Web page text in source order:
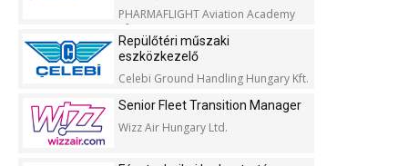
PHARMAFLIGHT Aviation Academy
Kft.
Repülőtéri műszaki
eszközkezelő
Celebi Ground Handling Hungary Kft.
Senior Fleet Transition Manager
Wizz Air Hungary Ltd.